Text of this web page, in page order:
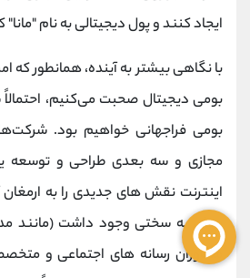
ایجاد کنند و پول دیجیتالی به نام
با نگاهی بیشتر به آینده، همانطور که
بومی دیجیتال صحبت می‌کنیم،
بومی فراجهانی خواهیم بود.
مجازی و سه بعدی طراحی و توسعه
پیش به سختی وجود داشت (مانند
مشاوران رسانه های اجتماعی و